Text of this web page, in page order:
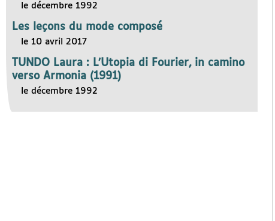
le décembre 1992
Les leçons du mode composé
le 10 avril 2017
TUNDO Laura : L’Utopia di Fourier, in camino
verso Armonia (1991)
le décembre 1992